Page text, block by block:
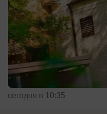
сегодня в 10:35